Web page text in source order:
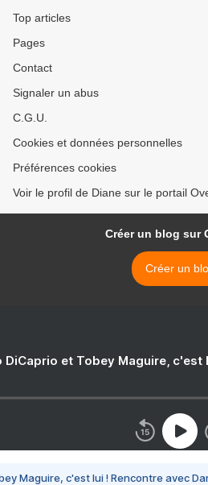
Top articles
Pages
Contact
Signaler un abus
C.G.U.
Cookies et données personnelles
Préférences cookies
Voir le profil de Diane sur le portail
Créer un blog sur
Créer un
DiCaprio et Tobey Maguire,
Maguire, c'est lui ! Rencontre avec